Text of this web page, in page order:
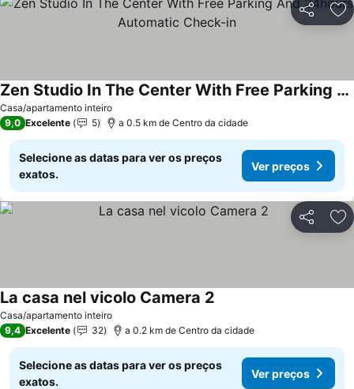
Partilhar
Casa/apartamento inteiro
Zen Studio In The Center With Free Parking And 24hours Automatic Check-in
9,0 Excelente 5 a 0.5 km de Centro da cidade
Selecione as datas para ver os preços
exatos.
Ver preços
Partilhar
Casa/apartamento inteiro
La casa nel vicolo Camera 2
9,4 Excelente 32 a 0.2 km de Centro da cidade
Selecione as datas para ver os preços
exatos.
Ver preços